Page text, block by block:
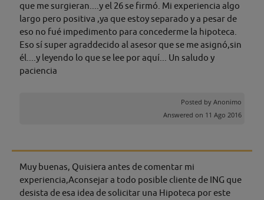
que me surgieran....y el 26 se firmó. Mi experiencia algo
largo pero positiva ,ya que estoy separado y a pesar de
eso no fué impedimento para concederme la hipoteca.
Eso sí super agraddecido al asesor que se me asignó,sin
él....y leyendo lo que se lee por aquí... Un saludo y
paciencia
Posted by Anonimo
Answered on 11 Ago 2016
Muy buenas, Quisiera antes de comentar mi
experiencia,Aconsejar a todo posible cliente de ING que
desista de esa idea de solicitar una Hipoteca por este